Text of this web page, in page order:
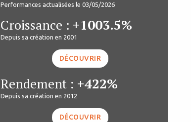
Performances actualisées le 03/05/2026
Croissance : +1003.5%
Depuis sa création en 2001
DÉCOUVRIR
Rendement : +422%
Depuis sa création en 2012
DÉCOUVRIR